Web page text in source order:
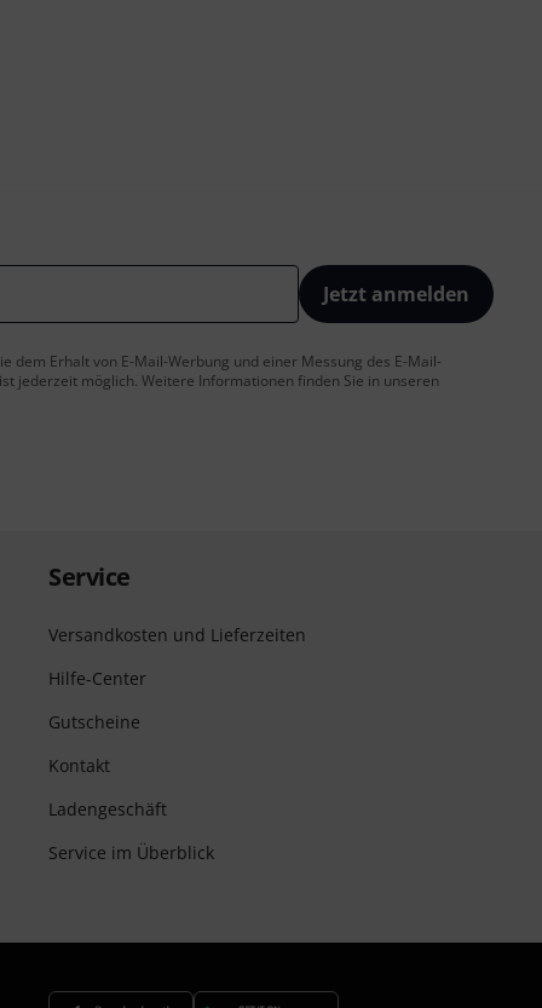
Jetzt anmelden
dem Erhalt von E-Mail-Werbung und einer Messung des E-Mail-
jederzeit möglich. Weitere Informationen finden Sie in unseren
Service
Versandkosten und Lieferzeiten
Hilfe-Center
Gutscheine
Kontakt
Ladengeschäft
Service im Überblick